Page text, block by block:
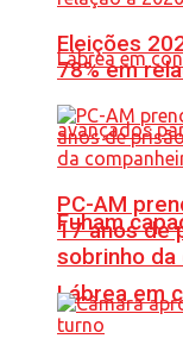
Fuham
Lábrea em
Eleições
78% em
PC-AM
17 anos de
sobrinho da